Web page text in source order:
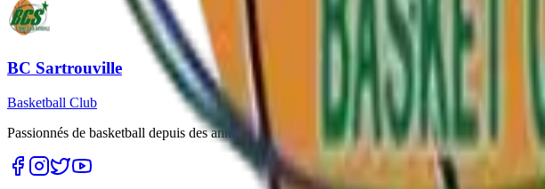
BC Sartrouville
Basketball Club
Passionnés de basketball depuis des années, nous formons et accompagnons les joueurs de